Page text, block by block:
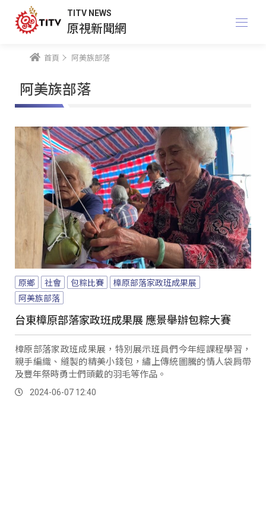
TITV NEWS
原視新聞網
首頁 阿美族部落
阿美族部落
原鄉 社會 包粽比賽
樟原部落家政班成果展
阿美族部落
台東樟原部落家政班成果展 應景舉辦包粽大賽
樟原部落家政班成果展，特別展示班員們今年經課程學習，
親手編織、縫製的精美小錢包，繡上傳統圖騰的情人袋肩帶
及豐年祭時勇士們頭戴的羽毛等作品。
2024-06-07 12:40